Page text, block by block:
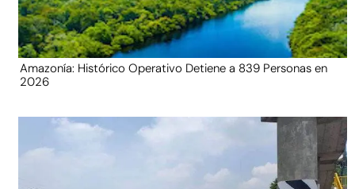
Amazonía: Histórico Operativo Detiene a 839 Personas en
2026